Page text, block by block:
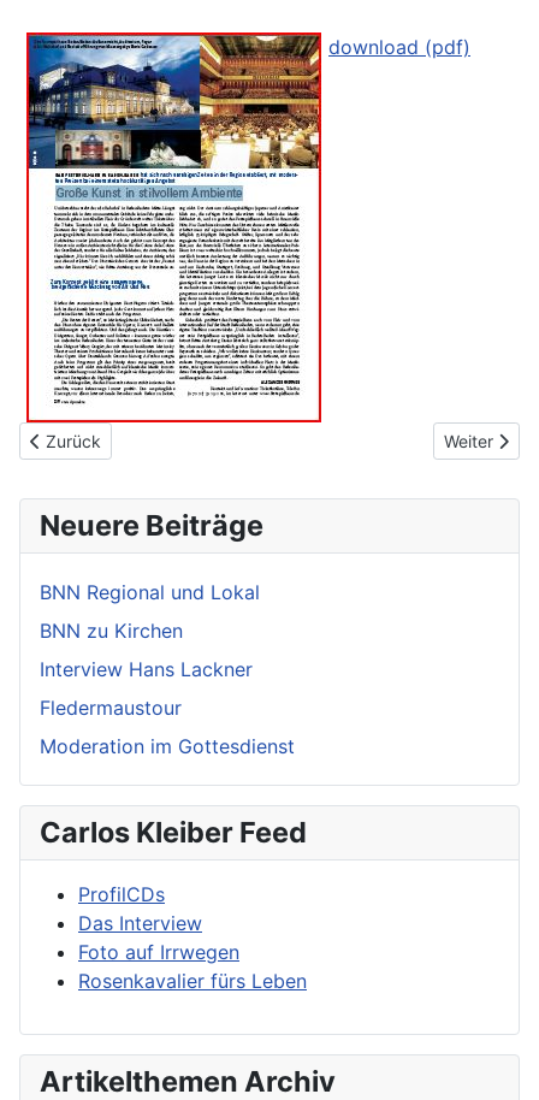
download (pdf)
Vorheriger Beitrag: Pianist Thomas Hans
Zurück Nächster
Weiter
Neuere Beiträge
BNN Regional und Lokal
BNN zu Kirchen
Interview Hans Lackner
Fledermaustour
Moderation im Gottesdienst
Carlos Kleiber Feed
ProfilCDs
Das Interview
Foto auf Irrwegen
Rosenkavalier fürs Leben
Artikelthemen Archiv